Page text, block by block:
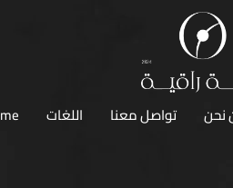
نحن تواصل معنا اللغات